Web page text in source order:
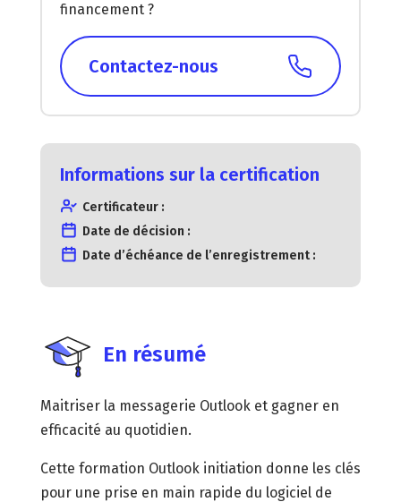
En résumé
Maitriser la messagerie Outlook et gagner en
efficacité au quotidien.
Cette formation Outlook initiation donne les clés
pour une prise en main rapide du logiciel de
financement ?
Contactez-nous
Informations sur la certification
Certificateur :
Date de décision :
Date d’échéance de l’enregistrement :